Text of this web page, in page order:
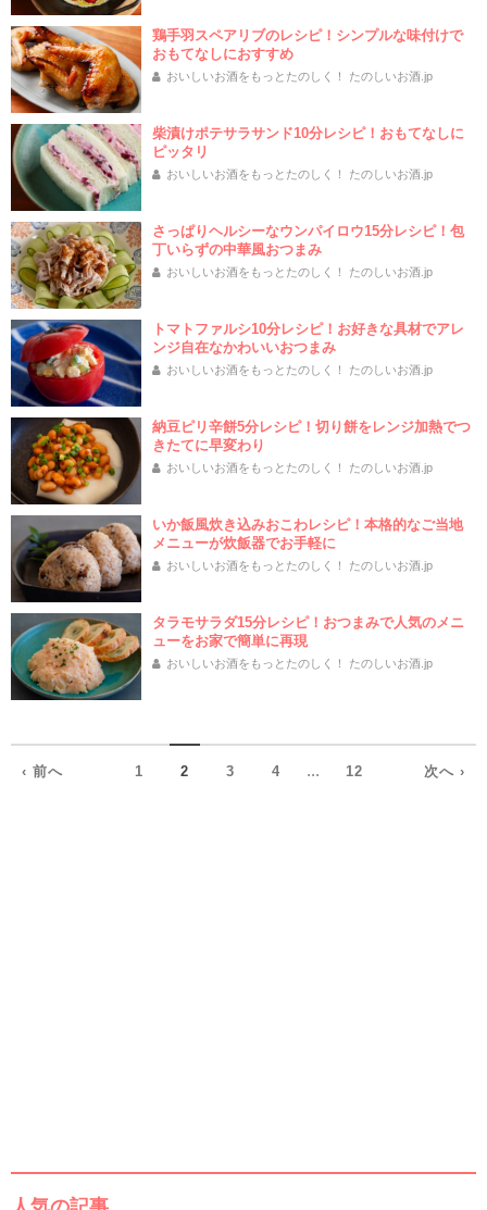
鶏手羽スペアリブのレシピ！シンプルな味付けで
おもてなしにおすすめ
おいしいお酒をもっとたのしく！ たのしいお酒.jp
柴漬けポテサラサンド10分レシピ！おもてなしに
ピッタリ
おいしいお酒をもっとたのしく！ たのしいお酒.jp
さっぱりヘルシーなウンパイロウ15分レシピ！包
丁いらずの中華風おつまみ
おいしいお酒をもっとたのしく！ たのしいお酒.jp
トマトファルシ10分レシピ！お好きな具材でアレ
ンジ自在なかわいいおつまみ
おいしいお酒をもっとたのしく！ たのしいお酒.jp
納豆ピリ辛餅5分レシピ！切り餅をレンジ加熱でつ
きたてに早変わり
おいしいお酒をもっとたのしく！ たのしいお酒.jp
いか飯風炊き込みおこわレシピ！本格的なご当地
メニューが炊飯器でお手軽に
おいしいお酒をもっとたのしく！ たのしいお酒.jp
タラモサラダ15分レシピ！おつまみで人気のメニ
ューをお家で簡単に再現
おいしいお酒をもっとたのしく！ たのしいお酒.jp
‹ 前へ 1 2 3 4 ... 12 次へ ›